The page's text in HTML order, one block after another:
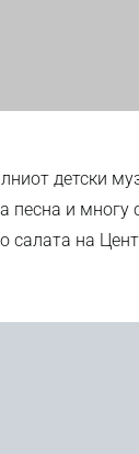
детски
песна и многу
салата на